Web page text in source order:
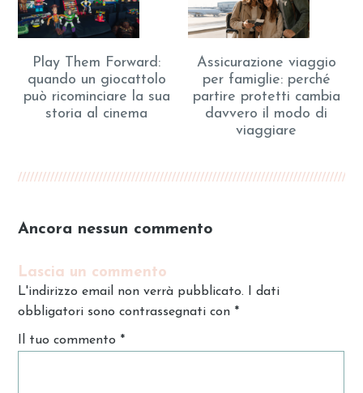
Play Them Forward:
quando un giocattolo
può ricominciare la sua
storia al cinema
Assicurazione viaggio
per famiglie: perché
partire protetti cambia
davvero il modo di
viaggiare
Ancora nessun commento
Lascia un commento
L'indirizzo email non verrà pubblicato. I dati
obbligatori sono contrassegnati con *
Il tuo commento *